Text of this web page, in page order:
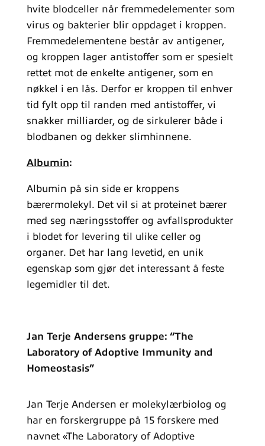
hvite blodceller når fremmedelementer som
virus og bakterier blir oppdaget i kroppen.
Fremmedelementene består av antigener,
og kroppen lager antistoffer som er spesielt
rettet mot de enkelte antigener, som en
nøkkel i en lås. Derfor er kroppen til enhver
tid fylt opp til randen med antistoffer, vi
snakker milliarder, og de sirkulerer både i
blodbanen og dekker slimhinnene.
Albumin:
Albumin på sin side er kroppens
bærermolekyl. Det vil si at proteinet bærer
med seg næringsstoffer og avfallsprodukter
i blodet for levering til ulike celler og
organer. Det har lang levetid, en unik
egenskap som gjør det interessant å feste
legemidler til det.
Jan Terje Andersens gruppe: “The
Laboratory of Adoptive Immunity and
Homeostasis”
Jan Terje Andersen er molekylærbiolog og
har en forskergruppe på 15 forskere med
navnet «The Laboratory of Adoptive